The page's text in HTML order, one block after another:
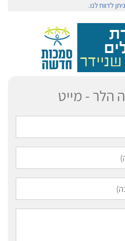
ניתן לדווח לנו.
הלר - מייט